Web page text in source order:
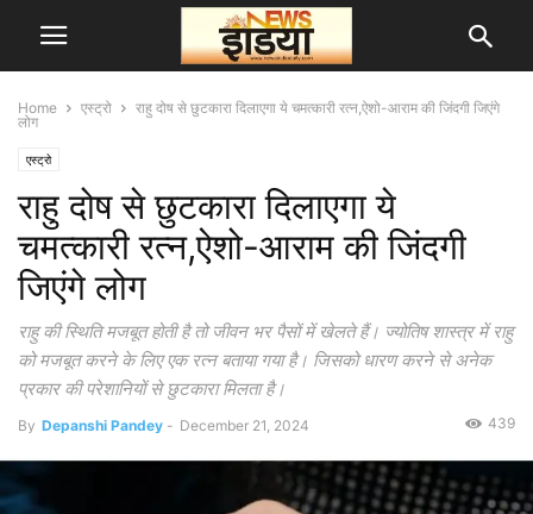
Home एस्ट्रो
राहु दोष से छुटकारा दिलाएगा ये चमत्कारी रत्न,ऐशो-आराम की जिंदगी जिएंगे
लोग
एस्ट्रो
राहु दोष से छुटकारा दिलाएगा ये
चमत्कारी रत्न,ऐशो-आराम की जिंदगी
जिएंगे लोग
राहु की स्थिति मजबूत होती है तो जीवन भर पैसों में खेलते हैं। ज्योतिष शास्त्र में राहु
को मजबूत करने के लिए एक रत्न बताया गया है। जिसको धारण करने से अनेक
प्रकार की परेशानियों से छुटकारा मिलता है।
By Depanshi Pandey - December 21, 2024 439